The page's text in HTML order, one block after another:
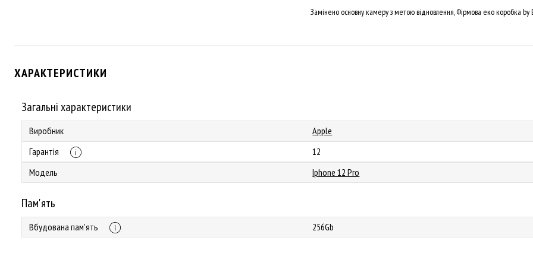
Замінено основну камеру з метою відновлення, Фірмова еко коробка
ХАРАКТЕРИСТИКИ
Загальні характеристики
Виробник
Apple
Гарантія
12
Модель
Iphone 12 Pro
Пам'ять
Вбудована пам'ять 256Gb